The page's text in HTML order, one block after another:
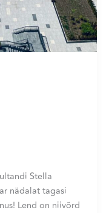
Stella
nädalat tagasi
Lend on niivõrd